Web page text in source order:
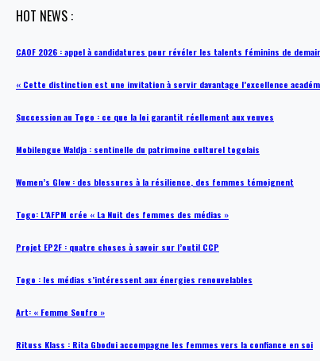
HOT NEWS :
CAOF 2026 : appel à candidatures pour révéler les talents féminins de
« Cette distinction est une invitation à servir davantage l’excellence
Succession au Togo : ce que la loi garantit réellement aux veuves
Mobilengue Waldja : sentinelle du patrimoine culturel togolais
Women’s Glow : des blessures à la résilience, des femmes témoignent
Togo: L’AFPM crée « La Nuit des femmes des médias »
Projet EP2F : quatre choses à savoir sur l’outil CCP
Togo : les médias s’intéressent aux énergies renouvelables
Art: « Femme Soufre »
Rituss Klass : Rita Gbodui accompagne les femmes vers la confiance en soi